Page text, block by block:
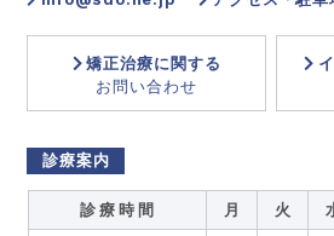
矯正治療に関する
お問い合わせ
診療案内
診 療 時 間 月 火